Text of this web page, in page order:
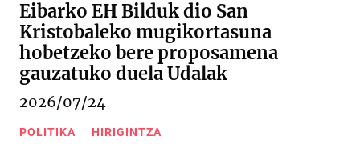
Eibarko EH Bilduk dio San
Kristobaleko mugikortasuna
hobetzeko bere proposamena
gauzatuko duela Udalak
2026/07/24
POLITIKA HIRIGINTZA